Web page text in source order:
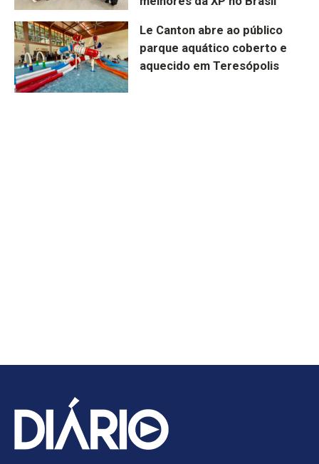
Le Canton abre ao público
parque aquático coberto e
aquecido em Teresópolis